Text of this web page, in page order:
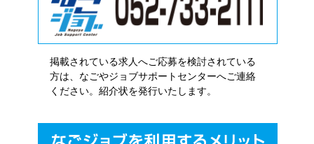
掲載されている求人へご応募を検討されている
方は、なごやジョブサポートセンターへご連絡
ください。紹介状を発行いたします。